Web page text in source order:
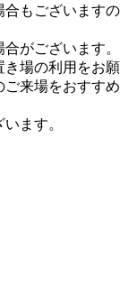
もございます
がございます。
場の利用をお願
来場をおすすめ
ます。